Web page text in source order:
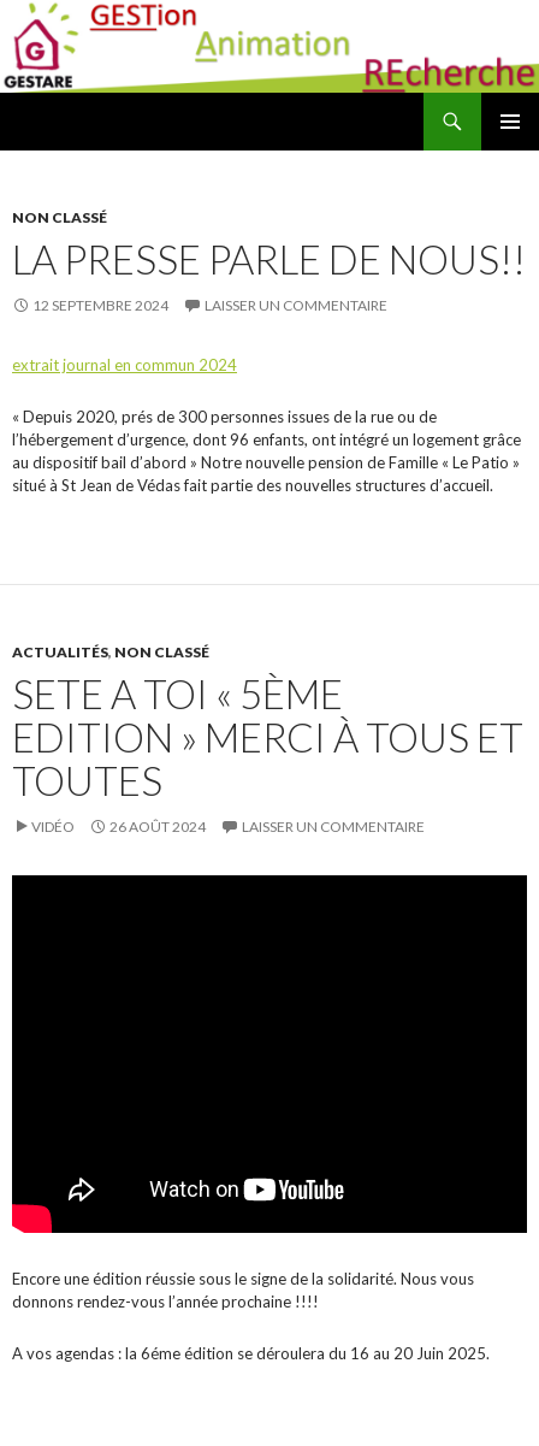
Association Gestare GESTion Animation REcherche
NON CLASSÉ
LA PRESSE PARLE DE NOUS!!
12 SEPTEMBRE 2024 LAISSER UN COMMENTAIRE
extrait journal en commun 2024
« Depuis 2020, prés de 300 personnes issues de la rue ou de
l’hébergement d’urgence, dont 96 enfants, ont intégré un logement grâce
au dispositif bail d’abord » Notre nouvelle pension de Famille « Le Patio »
situé à St Jean de Védas fait partie des nouvelles structures d’accueil.
ACTUALITÉS, NON CLASSÉ
SETE A TOI « 5ÈME
EDITION » MERCI À TOUS ET
TOUTES
VIDÉO 26 AOÛT 2024 LAISSER UN COMMENTAIRE
Encore une édition réussie sous le signe de la solidarité. Nous vous
donnons rendez-vous l’année prochaine !!!!
A vos agendas : la 6éme édition se déroulera du 16 au 20 Juin 2025.